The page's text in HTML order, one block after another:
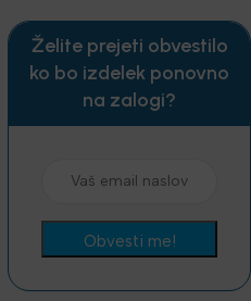
Želite prejeti obvestilo
ko bo izdelek ponovno
na zalogi?